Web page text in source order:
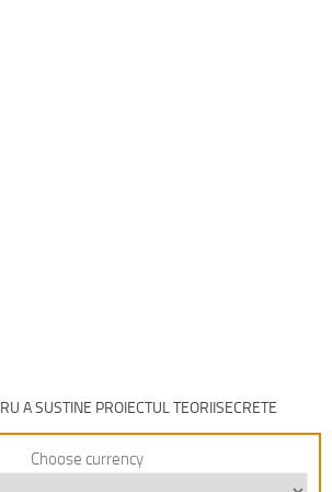
A SUSTINE PROIECTUL TEORIISECRETE
Choose currency